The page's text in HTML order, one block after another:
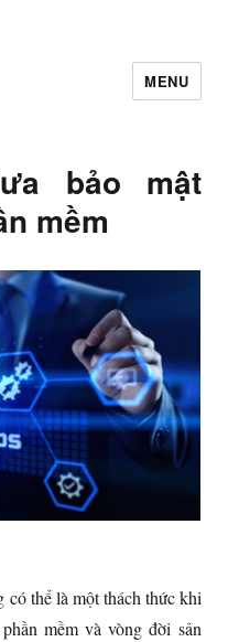
MENU
bảo mật
mềm
có thể là một thách thức khi
mềm và vòng đời sản